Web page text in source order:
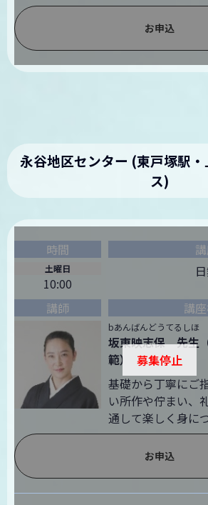
お申込
永谷地区センター (東戸塚駅
ス)
土曜日
10:00
bあんばんどうてるしほ
坂東映志保 先生
範）
基礎から丁寧にご
い所作や佇まい、
通して楽しく身に
お申込
募集停止